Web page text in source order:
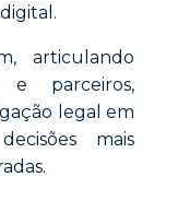
articulando
e parceiros,
legal em
mais